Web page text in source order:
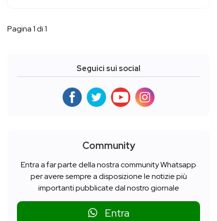
Pagina 1 di 1
Seguici sui social
Community
Entra a far parte della nostra community Whatsapp
per avere sempre a disposizione le notizie più
importanti pubblicate dal nostro giornale
Entra